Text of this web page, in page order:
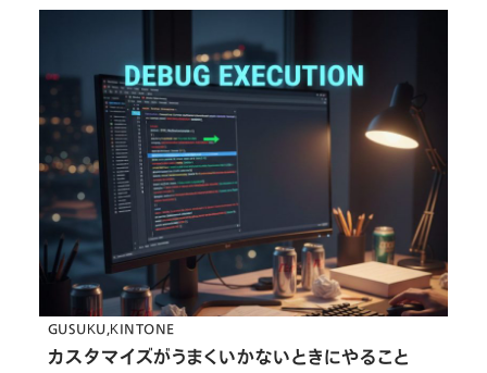
GUSUKU KINTONE
カスタマイズがうまくいかないときにやること